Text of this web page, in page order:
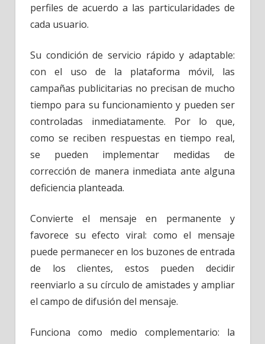
perfiles de acuerdo a las particularidades de
cada usuario.
Su condición de servicio rápido y adaptable:
con el uso de la plataforma móvil, las
campañas publicitarias no precisan de mucho
tiempo para su funcionamiento y pueden ser
controladas inmediatamente. Por lo que,
como se reciben respuestas en tiempo real,
se pueden implementar medidas de
corrección de manera inmediata ante alguna
deficiencia planteada.
Convierte el mensaje en permanente y
favorece su efecto viral: como el mensaje
puede permanecer en los buzones de entrada
de los clientes, estos pueden decidir
reenviarlo a su círculo de amistades y ampliar
el campo de difusión del mensaje.
Funciona como medio complementario: la